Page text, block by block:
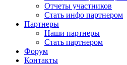
Отчеты участников
Стать инфо партнером
Партнеры
Наши партнеры
Стать партнером
Форум
Контакты